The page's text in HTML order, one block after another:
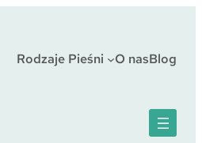
Rodzaje Pieśni O nasBlog